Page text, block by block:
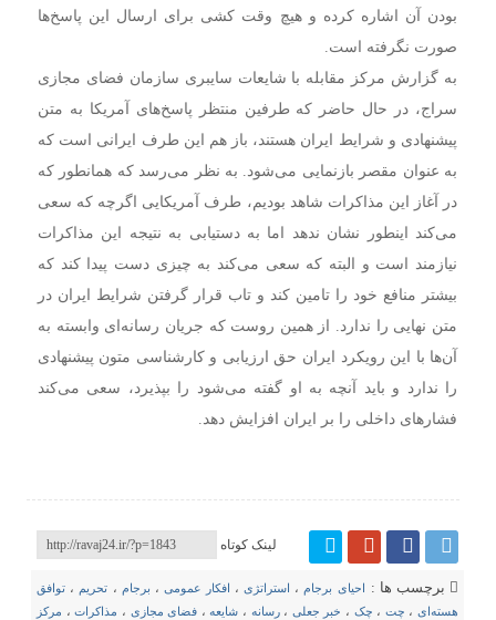
بودن آن اشاره کرده و هیچ وقت کشی برای ارسال این پاسخ‌ها
صورت نگرفته است.
به گزارش مرکز مقابله با شایعات سایبری سازمان فضای مجازی
سراج، در حال حاضر که طرفین منتظر پاسخ‌های آمریکا به متن
پیشنهادی و شرایط ایران هستند، باز هم این طرف ایرانی است که
به عنوان مقصر بازنمایی می‌شود. به نظر می‌رسد که همانطور که
در آغاز این مذاکرات شاهد بودیم، طرف آمریکایی اگرچه که سعی
می‌کند اینطور نشان ندهد اما به دستیابی به نتیجه این مذاکرات
نیازمند است و البته که سعی می‌کند به چیزی دست پیدا کند که
بیشتر منافع خود را تامین کند و تاب قرار گرفتن شرایط ایران در
متن نهایی را ندارد. از همین روست که جریان رسانه‌ای وابسته به
آن‌ها با این رویکرد ایران حق ارزیابی و کارشناسی متون پیشنهادی
را ندارد و باید آنچه به او گفته می‌شود را بپذیرد، سعی می‌کند
فشارهای داخلی را بر ایران افزایش دهد.
لینک کوتاه
برچسب ها : احیای برجام، استراتژی، افکار عمومی ، برجام ، تحریم ، توافق
هسته‌ای ، چت ، چک ، خبر جعلی ،رسانه‌ ، شایعه، فضای مجازی ، مذاکرات، مرکز